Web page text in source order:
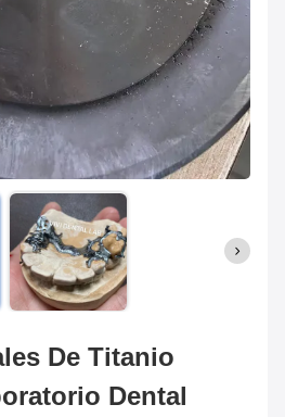
De Titanio
Dental